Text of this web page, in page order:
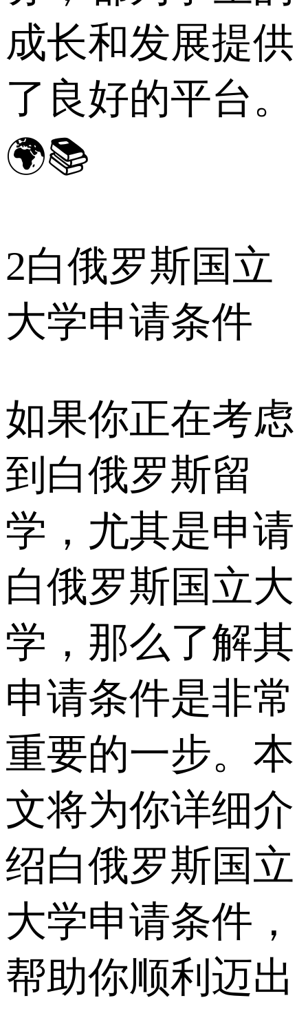
成长和发展提供
了良好的平台。
🌍📚
2白俄罗斯国立
大学申请条件
如果你正在考虑
到白俄罗斯留
学，尤其是申请
白俄罗斯国立大
学，那么了解其
申请条件是非常
重要的一步。本
文将为你详细介
绍白俄罗斯国立
大学申请条件，
帮助你顺利迈出